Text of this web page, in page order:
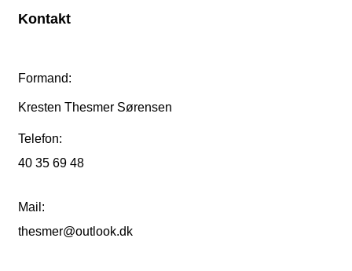
Kontakt
Formand:
Kresten Thesmer Sørensen
Telefon:
40 35 69 48
Mail:
thesmer@outlook.dk